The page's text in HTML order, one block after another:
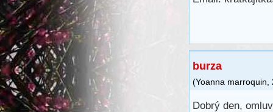
burza
(Yoanna marroquin
Dobrý den,